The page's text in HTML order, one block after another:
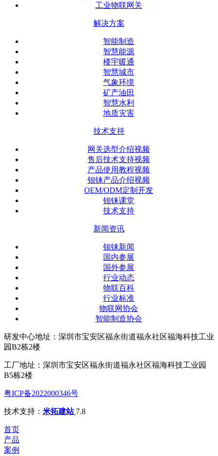
工业物联网关
解决方案
智能制造
智慧能源
楼宇暖通
智慧城市
气象环境
矿产油田
智慧水利
地质灾害
技术支持
网关选型介绍视频
售后技术支持视频
产品使用教程视频
钡铼产品介绍视频
OEM/ODM定制开发
钡铼课堂
技术支持
新闻资讯
钡铼新闻
国内参展
国外参展
行业动态
物联百科
行业标准
物联网协会
智能制造协会
研发中心地址：深圳市宝安区福永街道福永社区福海科技工业
园B2栋2楼
工厂地址：深圳市宝安区福永街道福永社区福海科技工业园
B5栋2楼
粤ICP备2022000346号
技术支持： 米拓建站 7.8
首页
产品
案例